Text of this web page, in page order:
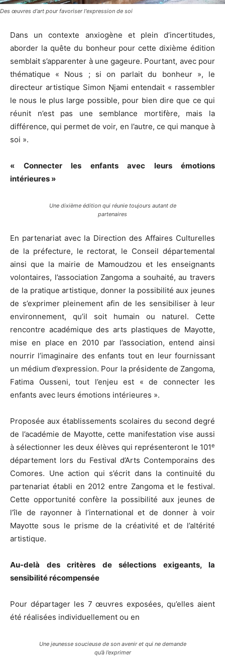
Des œuvres d'art pour favoriser l'expression de soi
Dans un contexte anxiogène et plein d’incertitudes,
aborder la quête du bonheur pour cette dixième édition
semblait s’apparenter à une gageure. Pourtant, avec pour
thématique « Nous ; si on parlait du bonheur », le
directeur artistique Simon Njami entendait « rassembler
le nous le plus large possible, pour bien dire que ce qui
réunit n’est pas une semblance mortifère, mais la
différence, qui permet de voir, en l’autre, ce qui manque à
soi ».
« Connecter les enfants avec leurs émotions
intérieures »
Une dixième édition qui réunie toujours autant de
partenaires
En partenariat avec la Direction des Affaires Culturelles
de la préfecture, le rectorat, le Conseil départemental
ainsi que la mairie de Mamoudzou et les enseignants
volontaires, l’association Zangoma a souhaité, au travers
de la pratique artistique, donner la possibilité aux jeunes
de s’exprimer pleinement afin de les sensibiliser à leur
environnement, qu’il soit humain ou naturel. Cette
rencontre académique des arts plastiques de Mayotte,
mise en place en 2010 par l’association, entend ainsi
nourrir l’imaginaire des enfants tout en leur fournissant
un médium d’expression. Pour la présidente de Zangoma,
Fatima Ousseni, tout l’enjeu est « de connecter les
enfants avec leurs émotions intérieures ».
Proposée aux établissements scolaires du second degré
de l’académie de Mayotte, cette manifestation vise aussi
à sélectionner les deux élèves qui représenteront le 101e
département lors du Festival d’Arts Contemporains des
Comores. Une action qui s’écrit dans la continuité du
partenariat établi en 2012 entre Zangoma et le festival.
Cette opportunité confère la possibilité aux jeunes de
l’île de rayonner à l’international et de donner à voir
Mayotte sous le prisme de la créativité et de l’altérité
artistique.
Au-delà des critères de sélections exigeants, la
sensibilité récompensée
Pour départager les 7 œuvres exposées, qu’elles aient
été réalisées individuellement ou en
Une jeunesse soucieuse de son avenir et qui ne demande
qu’à l’exprimer